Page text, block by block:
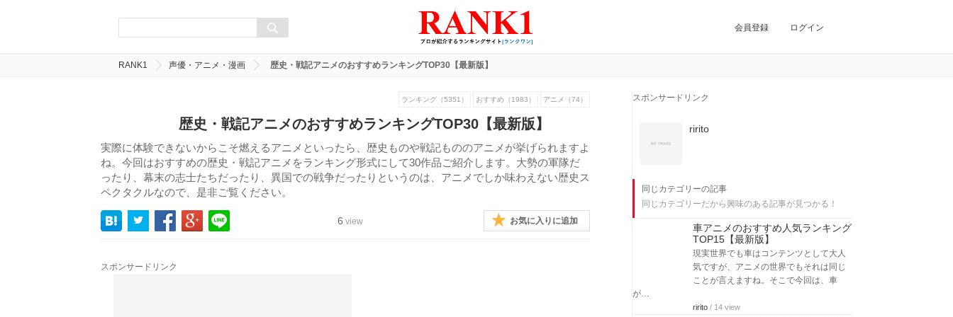
会員登録 ログイン
RANK1 声優・アニメ・漫画 歴史・戦記アニメのおすすめランキングTOP30【最新版】
ランキング（5351） おすすめ（1983） アニメ（74）
歴史・戦記アニメのおすすめランキングTOP30【最新版】
実際に体験できないからこそ燃えるアニメといったら、歴史ものや戦記もののアニメが挙げられますよ
ね。今回はおすすめの歴史・戦記アニメをランキング形式にして30作品ご紹介します。大勢の軍隊だ
ったり、幕末の志士たちだったり、異国での戦争だったりというのは、アニメでしか味わえない歴史ス
ペクタクルなので、是非ご覧ください。
6 view お気に入りに追加
スポンサードリンク
スポンサードリンク
ririto
同じカテゴリーの記事
同じカテゴリーだから興味のある記事が見つかる！
車アニメのおすすめ人気ランキング
TOP15【最新版】
現実世界でも車はコンテンツとして大人
気ですが、アニメの世界でもそれは同じ
ことが言えますね。そこで今回は、車
が…
ririto / 14 view